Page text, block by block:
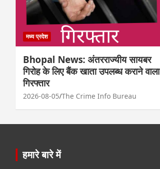
मध्य प्रदेश
Bhopal News: अंतरराज्यीय सायबर
गिरोह के लिए बैंक खाता उपलब्ध कराने वाला
गिरफ्तार
2026-08-05 The Crime Info Bureau
हमारे बारे में